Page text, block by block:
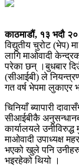
काठमाडौं, १३ भदौ
विद्युतीय चुरोट (भेप)
लागि माओवादी
परेका छन् ।बुधबार
(सीआईबी) ले
गत वर्ष भेपमा
चिनियाँ ब्यापारी
सीआईबीकै
कार्यालयले उनीविरुद्ध
माओवादी उपाध्यक्ष
भएको खुले पनि
भइरहेको थियो ।